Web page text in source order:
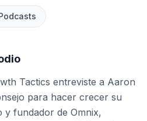
Tactics entreviste a Aaron
para hacer crecer su
y fundador de Omnix,